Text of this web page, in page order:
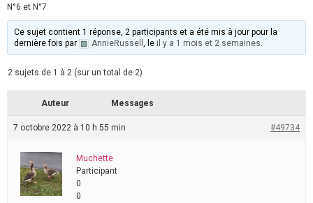
N°6 et N°7
Ce sujet contient 1 réponse, 2 participants et a été mis à jour pour la
dernière fois par
AnnieRussell, le il y a 1 mois et 2 semaines.
2 sujets de 1 à 2 (sur un total de 2)
Auteur Messages
7 octobre 2022 à 10 h 55 min #49734
Muchette
Participant
0
0